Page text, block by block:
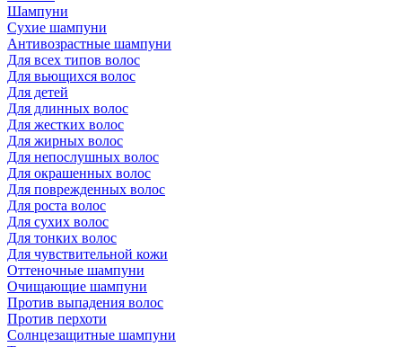
Шампуни
Сухие шампуни
Антивозрастные шампуни
Для всех типов волос
Для вьющихся волос
Для детей
Для длинных волос
Для жестких волос
Для жирных волос
Для непослушных волос
Для окрашенных волос
Для поврежденных волос
Для роста волос
Для сухих волос
Для тонких волос
Для чувствительной кожи
Оттеночные шампуни
Очищающие шампуни
Против выпадения волос
Против перхоти
Солнцезащитные шампуни